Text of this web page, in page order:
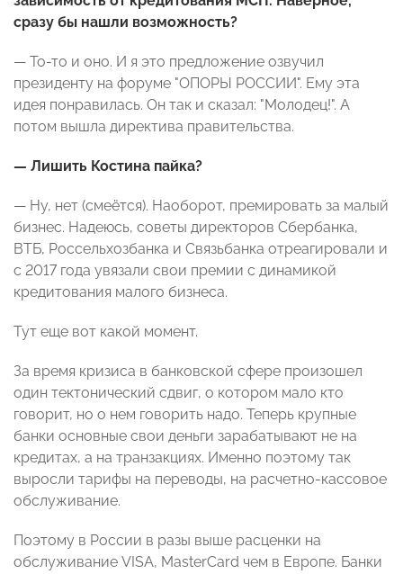
сразу бы нашли возможность?
— То-то и оно. И я это предложение озвучил
президенту на форуме "ОПОРЫ РОССИИ". Ему эта
идея понравилась. Он так и сказал: "Молодец!". А
потом вышла директива правительства.
— Лишить Костина пайка?
— Ну, нет (смеётся). Наоборот, премировать за малый
бизнес. Надеюсь, советы директоров Сбербанка,
ВТБ, Россельхозбанка и Связьбанка отреагировали и
с 2017 года увязали свои премии с динамикой
кредитования малого бизнеса.
Тут еще вот какой момент.
За время кризиса в банковской сфере произошел
один тектонический сдвиг, о котором мало кто
говорит, но о нем говорить надо. Теперь крупные
банки основные свои деньги зарабатывают не на
кредитах, а на транзакциях. Именно поэтому так
выросли тарифы на переводы, на расчетно-кассовое
обслуживание.
Поэтому в России в разы выше расценки на
обслуживание VISA, MasterCard чем в Европе. Банки